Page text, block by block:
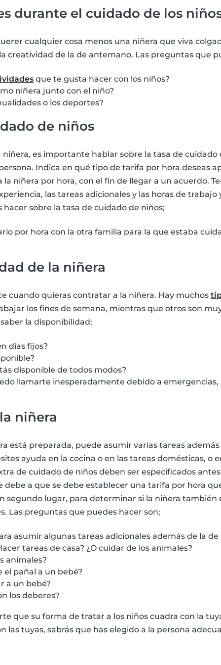
durante el cuidado de los
cualquier cosa menos una niñera que viva
creatividad de la de antemano. Las preguntas que
que te gusta hacer con los niños?
niñera junto con el niño?
o los deportes?
de niños
es importante hablar sobre la tasa de cuidado
Indica en qué tipo de tarifa por hora deseas
niñera por hora, con el fin de llegar a un acuerdo.
las tareas adicionales y las horas de
sobre la tasa de cuidado de niños;
por hora con la otra familia para la que estaba
de la niñera
cuando quieras contratar a la niñera. Hay muchos
los fines de semana, mientras que otros son
la disponibilidad;
días fijos?
disponible de todos modos?
llamarte inesperadamente debido a emergencias,
niñera
está preparada, puede asumir varias tareas
ayuda en la cocina o en las tareas domésticas, o
de cuidado de niños deben ser especificados
debe a que se debe establecer una tarifa por hora
segundo lugar, para determinar si la niñera también
Las preguntas que puedes hacer son;
asumir algunas tareas adicionales además de la de
tareas de casa? ¿O cuidar de los animales?
animales?
el pañal a un bebé?
a un bebé?
los deberes?
que su forma de tratar a los niños cuadra con la
las tuyas, sabrás que has elegido a la persona